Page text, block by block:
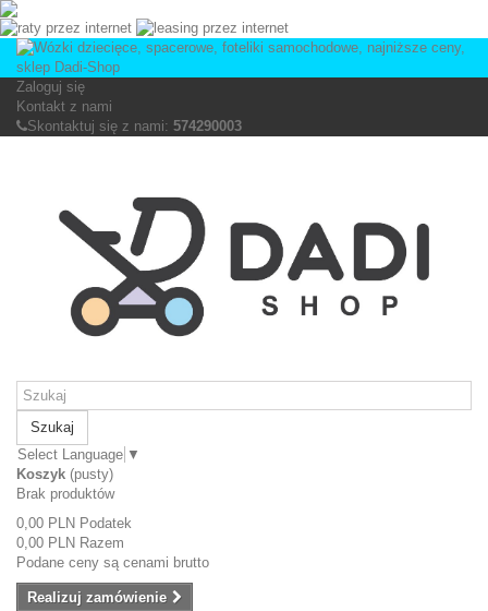
Zaloguj się
Kontakt z nami
Skontaktuj się z nami: 574290003
Szukaj
Select Language ▼
Koszyk (pusty)
Brak produktów
0,00 PLN Podatek
0,00 PLN Razem
Podane ceny są cenami brutto
Realizuj zamówienie